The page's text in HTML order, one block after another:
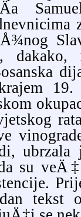
dakako,
su
tekst